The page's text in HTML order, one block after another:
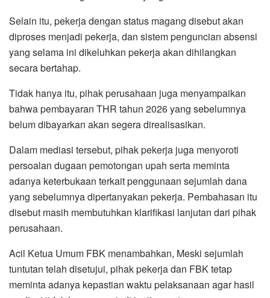
Selain itu, pekerja dengan status magang disebut akan
diproses menjadi pekerja, dan sistem penguncian absensi
yang selama ini dikeluhkan pekerja akan dihilangkan
secara bertahap.
Tidak hanya itu, pihak perusahaan juga menyampaikan
bahwa pembayaran THR tahun 2026 yang sebelumnya
belum dibayarkan akan segera direalisasikan.
Dalam mediasi tersebut, pihak pekerja juga menyoroti
persoalan dugaan pemotongan upah serta meminta
adanya keterbukaan terkait penggunaan sejumlah dana
yang sebelumnya dipertanyakan pekerja. Pembahasan itu
disebut masih membutuhkan klarifikasi lanjutan dari pihak
perusahaan.
Acil Ketua Umum FBK menambahkan, Meski sejumlah
tuntutan telah disetujui, pihak pekerja dan FBK tetap
meminta adanya kepastian waktu pelaksanaan agar hasil